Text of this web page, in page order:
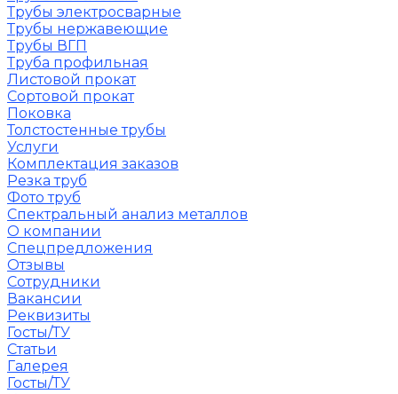
Трубы электросварные
Трубы нержавеющие
Трубы ВГП
Труба профильная
Листовой прокат
Сортовой прокат
Поковка
Толстостенные трубы
Услуги
Комплектация заказов
Резка труб
Фото труб
Спектральный анализ металлов
О компании
Спецпредложения
Отзывы
Сотрудники
Вакансии
Реквизиты
Госты/ТУ
Статьи
Галерея
Госты/ТУ